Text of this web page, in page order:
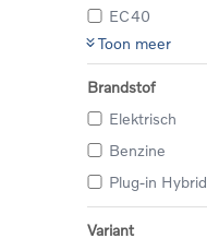
EC40
Toon meer
Brandstof
Elektrisch
Benzine
Plug-in Hybrid
Variant